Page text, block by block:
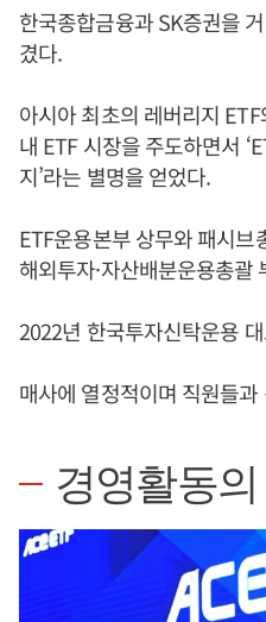
한국종합금융과 SK증권을
겼다.
아시아 최초의 레버리지
내 ETF 시장을 주도하면서
지’라는 별명을 얻었다.
ETF운용본부 상무와 패시브
해외투자·자산배분운용총괄
2022년 한국투자신탁운용
매사에 열정적이며 직원들
경영활동